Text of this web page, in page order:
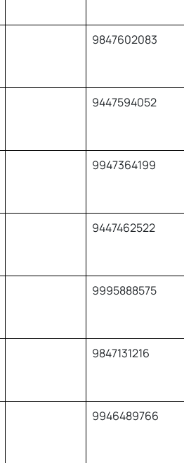
9847602083
9447594052
9947364199
9447462522
9995888575
9847131216
9946489766